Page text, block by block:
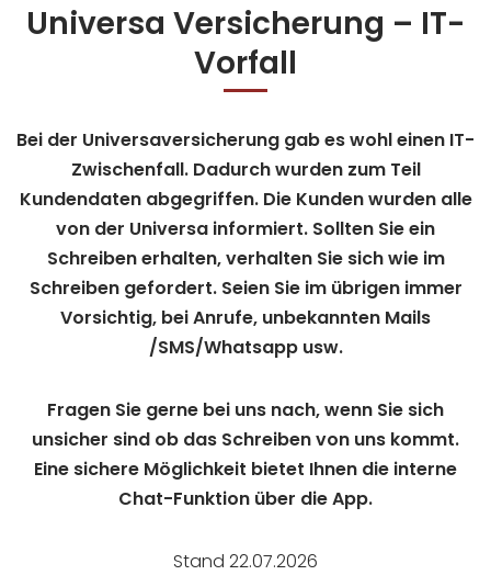
Universa Versicherung – IT-
Vorfall
Bei der Universaversicherung gab es wohl einen IT-
Zwischenfall. Dadurch wurden zum Teil
Kundendaten abgegriffen. Die Kunden wurden alle
von der Universa informiert. Sollten Sie ein
Schreiben erhalten, verhalten Sie sich wie im
Schreiben gefordert. Seien Sie im übrigen immer
Vorsichtig, bei Anrufe, unbekannten Mails
/SMS/Whatsapp usw.
Fragen Sie gerne bei uns nach, wenn Sie sich
unsicher sind ob das Schreiben von uns kommt.
Eine sichere Möglichkeit bietet Ihnen die interne
Chat-Funktion über die App.
Stand 22.07.2026